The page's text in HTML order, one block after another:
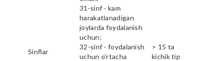
Sinflar
31-sinf - kam
harakatlanadigan
joylarda foydalanish
uchun;
32-sinf - foydalanish
uchun o'rtacha
> 15 ta
kichik tip